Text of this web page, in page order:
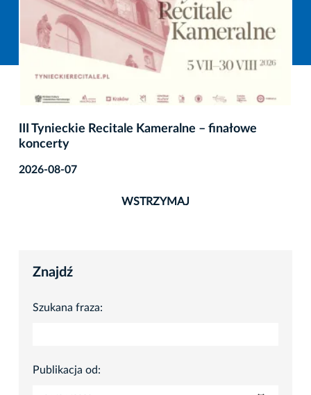
III Tynieckie Recitale Kameralne – finałowe
koncerty
2026-08-07
WSTRZYMAJ
Znajdź
Szukana fraza:
Publikacja od: